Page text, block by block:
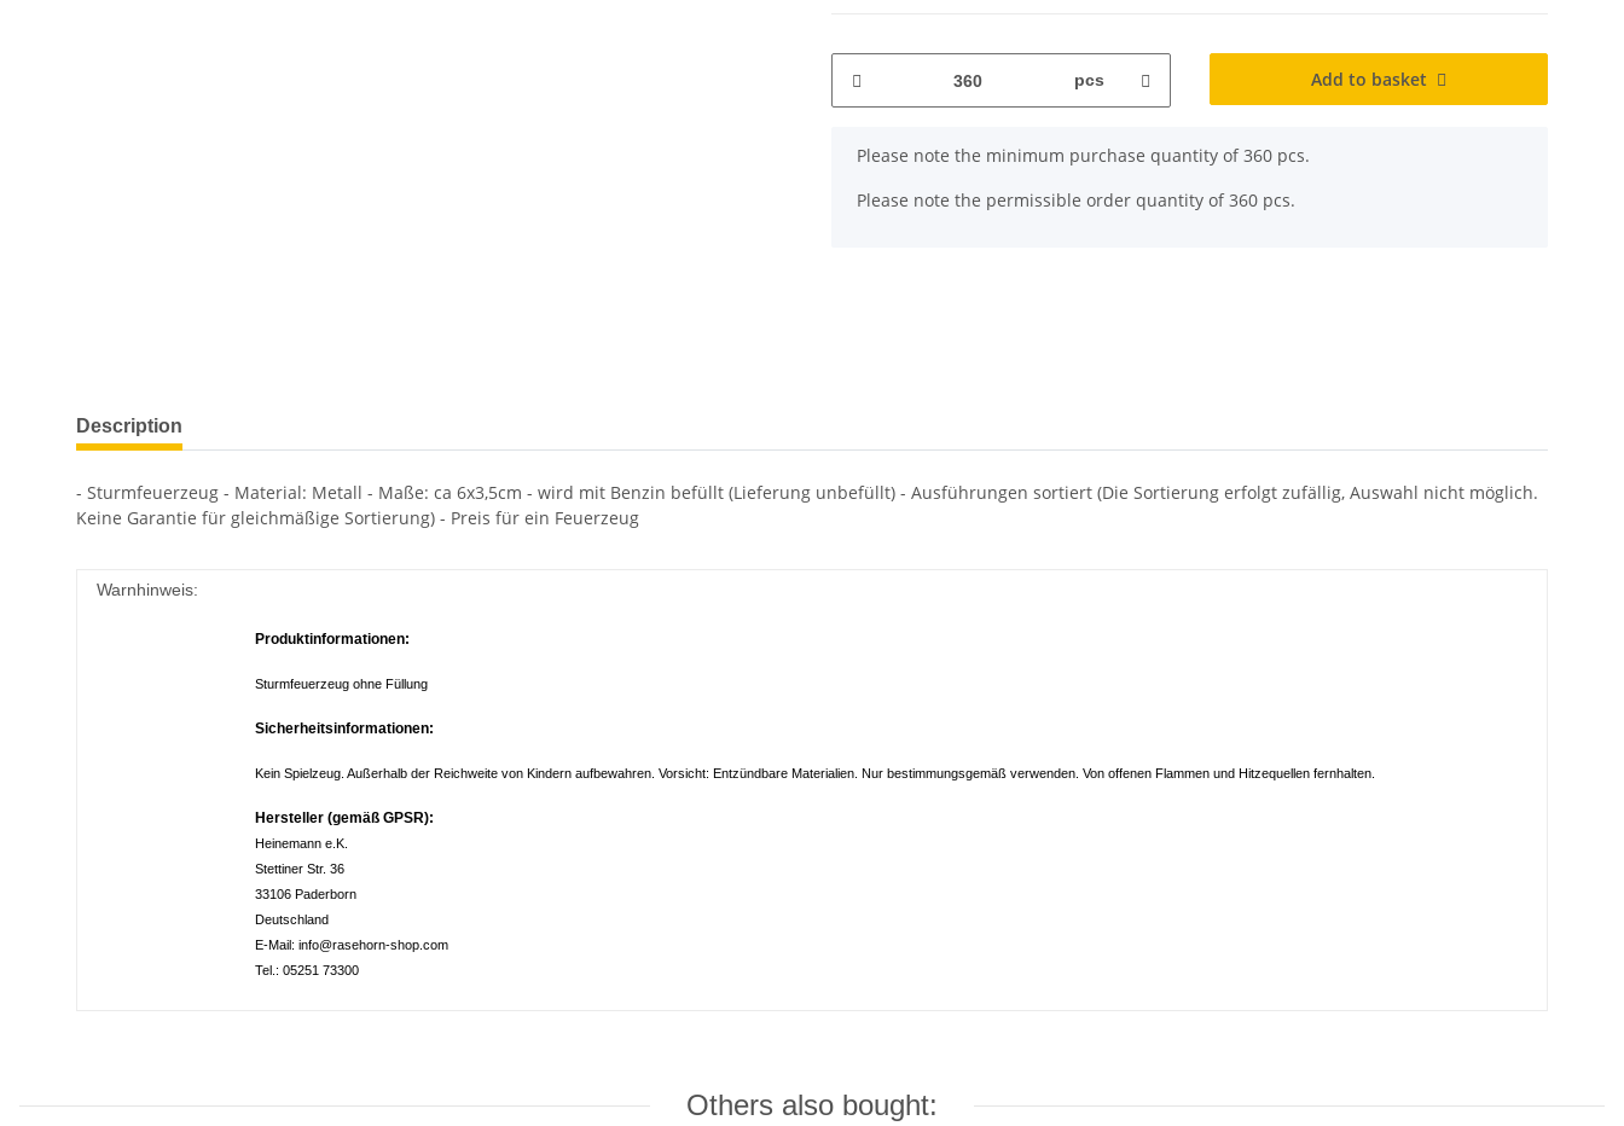
pcs Add to basket
x
Please note the minimum purchase quantity of 360 pcs.
Please note the permissible order quantity of 360 pcs.
Description
- Sturmfeuerzeug - Material: Metall - Maße: ca 6x3,5cm - wird mit Benzin befüllt (Lieferung unbefüllt) - Ausführungen sortiert (Die Sortierung erfolgt zufällig, Auswahl nicht möglich.
Keine Garantie für gleichmäßige Sortierung) - Preis für ein Feuerzeug
Warnhinweis:
Produktinformationen:
Sturmfeuerzeug ohne Füllung
Sicherheitsinformationen:
Kein Spielzeug. Außerhalb der Reichweite von Kindern aufbewahren. Vorsicht: Entzündbare Materialien. Nur bestimmungsgemäß verwenden. Von offenen Flammen und Hitzequellen fernhalten.
Hersteller (gemäß GPSR):
Heinemann e.K.
Stettiner Str. 36
33106 Paderborn
Deutschland
E-Mail: info@rasehorn-shop.com
Tel.: 05251 73300
Others also bought: